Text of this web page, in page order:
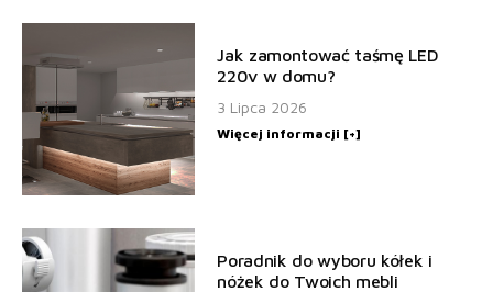
Jak zamontować taśmę LED
220v w domu?
3 Lipca 2026
Więcej informacji [+]
Poradnik do wyboru kółek i
nóżek do Twoich mebli